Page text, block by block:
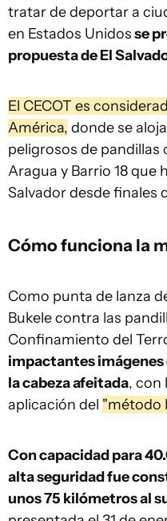
tratar de deportar a
en Estados Unidosse
propuesta de El
El CECOT es
América, donde se
peligrosos de pandillas
Aragua y Barrio 18 que
Salvador desde finales
Cómo funciona la
Como punta de lanza
Bukele contra las
Confinamiento del
impactantes imágenes
la cabeza afeitada, con
aplicación del "método
Con capacidad para
alta seguridad fue
unos 75 kilómetros al